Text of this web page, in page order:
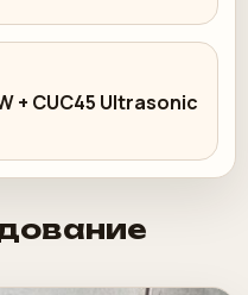
+ CUC45 Ultrasonic